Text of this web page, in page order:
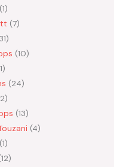
1
7
31
10
24
2
13
4
1
12